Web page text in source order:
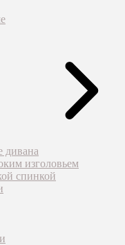
дивана
изголовьем
спинкой